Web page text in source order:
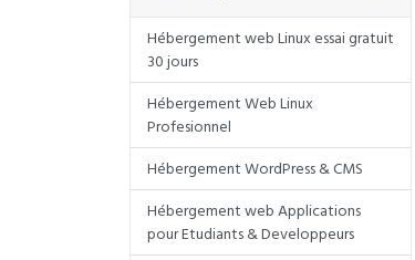
Hébergement web Linux essai gratuit
30 jours
Hébergement Web Linux
Profesionnel
Hébergement WordPress & CMS
Hébergement web Applications
pour Etudiants & Developpeurs